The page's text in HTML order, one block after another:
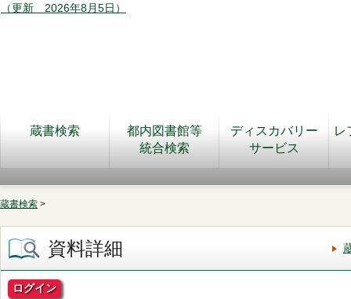
（更新 2026年8月5日）
蔵書検索
都内図書館等
統合検索
ディスカバリー
サービス
レ
蔵書検索 >
資料詳細
ログイン